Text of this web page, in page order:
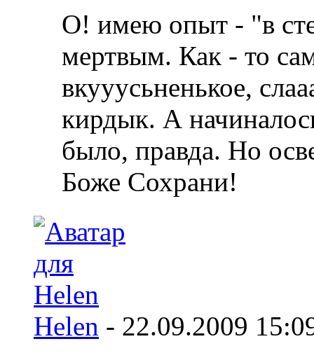
О! имею опыт - "в
мертвым. Как - то
вкууусьненькое,
кирдык. А
было, правда. Но
Боже Сохрани!
Helen - 22.09.2009